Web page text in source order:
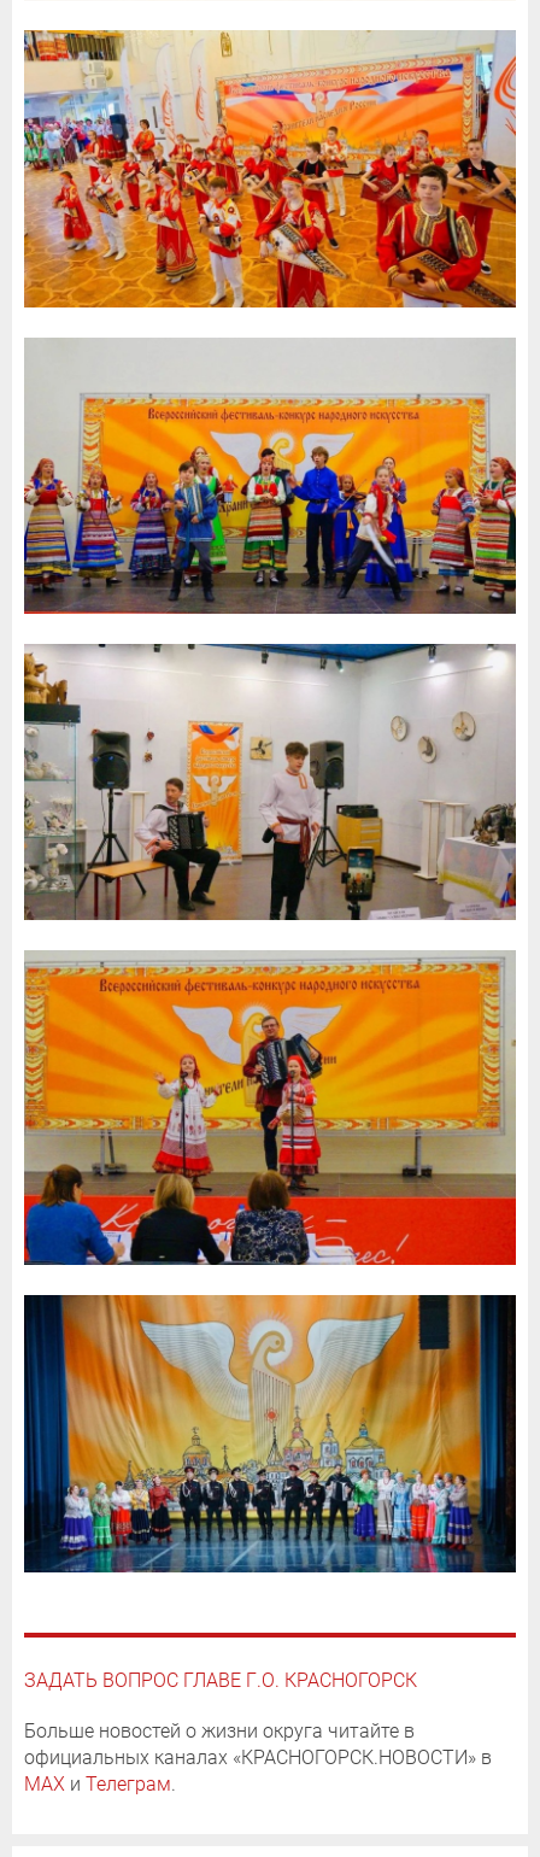
ЗАДАТЬ ВОПРОС ГЛАВЕ Г.О. КРАСНОГОРСК
Больше новостей о жизни округа читайте в
официальных каналах «КРАСНОГОРСК.НОВОСТИ» в
MAX и Телеграм.